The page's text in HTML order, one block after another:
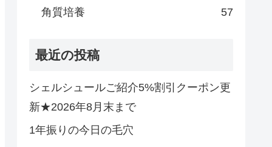
角質培養
57
最近の投稿
シェルシュールご紹介5%割引クーポン更
新★2026年8月末まで
1年振りの今日の毛穴